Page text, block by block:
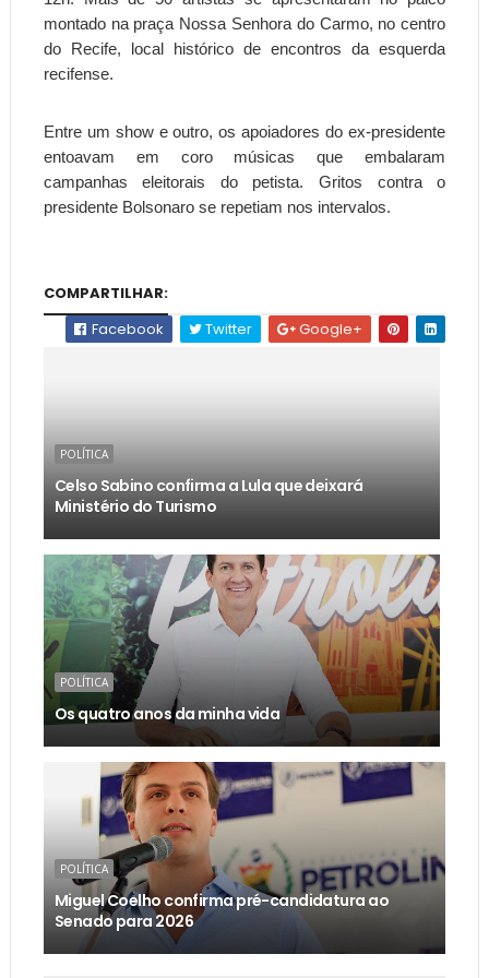
montado na praça Nossa Senhora do Carmo, no centro
do Recife, local histórico de encontros da esquerda
recifense.
Entre um show e outro, os apoiadores do ex-presidente
entoavam em coro músicas que embalaram
campanhas eleitorais do petista. Gritos contra o
presidente Bolsonaro se repetiam nos intervalos.
COMPARTILHAR:
Facebook
Twitter Google+
POLÍTICA
Celso Sabino confirma a Lula que deixará
Ministério do Turismo
POLÍTICA
Os quatro anos da minha vida
POLÍTICA
Miguel Coelho confirma pré-candidatura ao
Senado para 2026